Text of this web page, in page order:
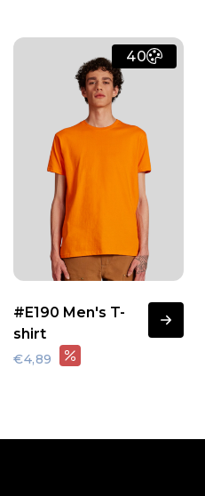
40
#E190 Men's T-
shirt
€4,89